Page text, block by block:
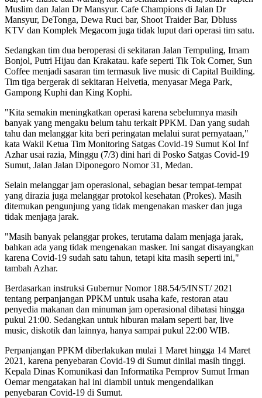
Muslim dan Jalan Dr Mansyur. Cafe Champions di Jalan Dr
Mansyur, DeTonga, Dewa Ruci bar, Shoot Traider Bar, Dbluss
KTV dan Komplek Megacom juga tidak luput dari operasi tim satu.
Sedangkan tim dua beroperasi di sekitaran Jalan Tempuling, Imam
Bonjol, Putri Hijau dan Krakatau. kafe seperti Tik Tok Corner, Sun
Coffee menjadi sasaran tim termasuk live music di Capital Building.
Tim tiga bergerak di sekitaran Helvetia, menyasar Mega Park,
Gampong Kuphi dan King Kophi.
"Kita semakin meningkatkan operasi karena sebelumnya masih
banyak yang mengaku belum tahu terkait PPKM. Dan yang sudah
tahu dan melanggar kita beri peringatan melalui surat pernyataan,"
kata Wakil Ketua Tim Monitoring Satgas Covid-19 Sumut Kol Inf
Azhar usai razia, Minggu (7/3) dini hari di Posko Satgas Covid-19
Sumut, Jalan Jalan Diponegoro Nomor 31, Medan.
Selain melanggar jam operasional, sebagian besar tempat-tempat
yang dirazia juga melanggar protokol kesehatan (Prokes). Masih
ditemukan pengunjung yang tidak mengenakan masker dan juga
tidak menjaga jarak.
"Masih banyak pelanggar prokes, terutama dalam menjaga jarak,
bahkan ada yang tidak mengenakan masker. Ini sangat disayangkan
karena Covid-19 sudah satu tahun, tetapi kita masih seperti ini,"
tambah Azhar.
Berdasarkan instruksi Gubernur Nomor 188.54/5/INST/ 2021
tentang perpanjangan PPKM untuk usaha kafe, restoran atau
penyedia makanan dan minuman jam operasional dibatasi hingga
pukul 21:00. Sedangkan untuk hiburan malam seperti bar, live
music, diskotik dan lainnya, hanya sampai pukul 22:00 WIB.
Perpanjangan PPKM diberlakukan mulai 1 Maret hingga 14 Maret
2021, karena penyebaran Covid-19 di Sumut dinilai masih tinggi.
Kepala Dinas Komunikasi dan Informatika Pemprov Sumut Irman
Oemar mengatakan hal ini diambil untuk mengendalikan
penyebaran Covid-19 di Sumut.